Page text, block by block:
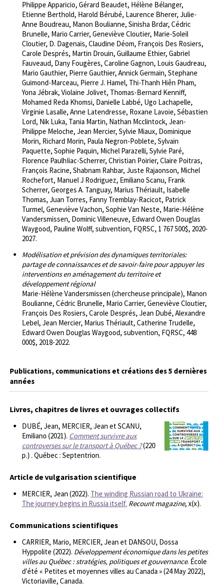
Philippe Apparicio, Gérard Beaudet, Hélène Bélanger,
Etienne Berthold, Harold Bérubé, Laurence Bherer, Julie-
Anne Boudreau, Manon Boulianne, Sinisha Brdar, Cédric
Brunelle, Mario Carrier, Geneviève Cloutier, Marie-Soleil
Cloutier, D. Dagenais, Claudine Déom, François Des Rosiers,
Carole Després, Martin Drouin, Guillaume Ethier, Gabriel
Fauveaud, Dany Fougères, Caroline Gagnon, Louis Gaudreau,
Mario Gauthier, Pierre Gauthier, Annick Germain, Stephane
Guimond-Marceau, Pierre J. Hamel, Thi-Thanh Hiên Pham,
Yona Jébrak, Violaine Jolivet, Thomas-Bernard Kenniff,
Mohamed Reda Khomsi, Danielle Labbé, Ugo Lachapelle,
Virginie Lasalle, Anne Latendresse, Roxane Lavoie, Sébastien
Lord, Nik Luka, Tania Martin, Nathan Mcclintock, Jean-
Philippe Meloche, Jean Mercier, Sylvie Miaux, Dominique
Morin, Richard Morin, Paula Negron-Poblete, Sylvain
Paquette, Sophie Paquin, Michel Parazelli, Sylvie Paré,
Florence PaulhIiac-Scherrer, Christian Poirier, Claire Poitras,
François Racine, Shabnam Rahbar, Juste Rajaonson, Michel
Rochefort, Manuel J Rodriguez, Emiliano Scanu, Frank
Scherrer, Georges A. Tanguay, Marius Thériault, Isabelle
Thomas, Juan Torres, Fanny Tremblay-Racicot, Patrick
Turmel, Geneviève Vachon, Sophie Van Neste, Marie-Hélène
Vandersmissen, Dominic Villeneuve, Edward Owen Douglas
Waygood, Pauline Wolff, subvention, FQRSC, 1 767 500$, 2020-
2027.
Modélisation et prévision des dynamiques territoriales:
partage de connaissances et de savoir-faire pour appuyer les
interventions en aménagement du territoire et
développement régional
Marie-Hélène Vandersmissen (chercheuse principale), Manon
Boulianne, Cédric Brunelle, Mario Carrier, Geneviève Cloutier,
François Des Rosiers, Carole Després, Jean Dubé, Alexandre
Lebel, Jean Mercier, Marius Thériault, Catherine Trudelle,
Edward Owen Douglas Waygood, subvention, FQRSC, 448
000$, 2018-2022.
Publications, communications et créations des 5 dernières
années
Livres, chapitres de livres et ouvrages collectifs
DUBÉ, Jean, MERCIER, Jean et SCANU,
Emiliano (2021). Comment survivre aux
controverses sur le transport à Québec ?(220
p.) . Québec : Septentrion.
Article de vulgarisation scientifique
MERCIER, Jean (2022). The winding Russian road to Ukraine:
The journey begins in Russia itself. Recount magazine, x(x).
Communications scientifiques
CARRIER, Mario, MERCIER, Jean et DANSOU, Dossa
Hyppolite (2022). Développement économique dans les petites
villes au Québec : stratégies, politiques et gouvernance. École
d'été « Petites et moyennes villes au Canada » (24 May 2022),
Victoriaville, Canada.